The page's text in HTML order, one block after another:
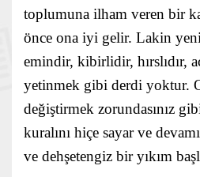
toplumuna ilham veren bir
önce ona iyi gelir. Lakin
emindir, kibirlidir, hırslıdır,
yetinmek gibi derdi yoktur.
değiştirmek zorundasınız
kuralını hiçe sayar ve
ve dehşetengiz bir yıkım